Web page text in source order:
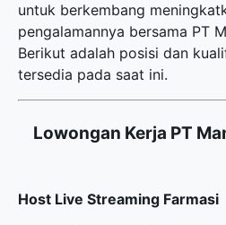
untuk berkembang
pengalamannya bersama PT
Berikut adalah posisi dan
tersedia pada saat ini.
Lowongan Kerja PT
Host Live Streaming Farmasi